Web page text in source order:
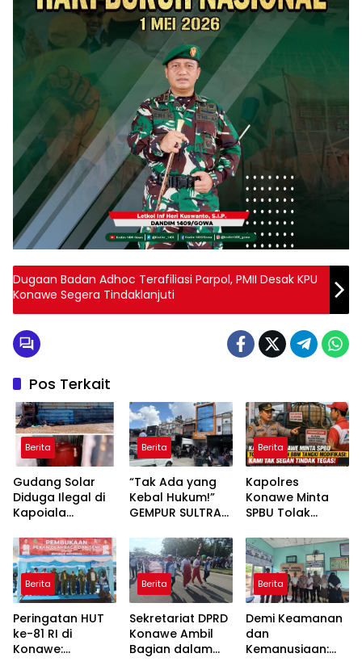
Dugaan Badan Adhoc Terafiliasi Parpol, PMII Desak KPU
Konawe Segera Tindaklanjuti
Pos Terkait
Berita
Gudang Solar
Diduga Ilegal di
Kapoiala
Dilaporkan ke
Lembaga Hukum
Berita
“Tak Ada yang
Kebal Hukum!”
GEMPUR SULTRA
Fajar S Tanawali
dan PT
Tadisangka, Siap
Kuasai Lahan
Puuwatu
Berita
Kapolres
Konawe Minta
SPBU Tolak
Tangki
Modifikasi: Kami
Tak Segan
Tindak Tegas!
Berita
Peringatan HUT
ke-81 RI di
Konawe:
Berita
Sekretariat DPRD
Konawe Ambil
Bagian dalam
Berita
Demi Keamanan
dan
Kemanusiaan: